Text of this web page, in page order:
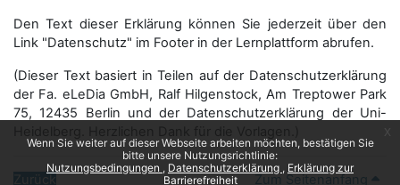
Wenn Sie weiter auf dieser Webseite arbeiten möchten, bestätigen Sie
bitte unsere Nutzungsrichtlinie:
Nutzungsbedingungen
Datenschutzerklärung
Erklärung zur
Barrierefreiheit
Den Text dieser Erklärung können Sie jederzeit über den
Link "Datenschutz" im Footer in der Lernplattform abrufen.
(Dieser Text basiert in Teilen auf der Datenschutzerklärung
der Fa. eLeDia GmbH, Ralf Hilgenstock, Am Treptower Park
75, 12435 Berlin und der Datenschutzerklärung der Uni-
Zurück Zum Seitenanfang